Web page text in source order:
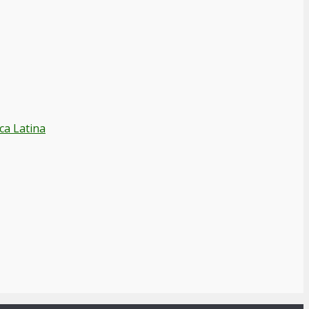
Latina